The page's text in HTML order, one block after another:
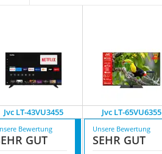
Jvc LT-43VU3455 Jvc LT-65VU6355
Bewertung
GUT
Unsere Bewertung
SEHR GUT